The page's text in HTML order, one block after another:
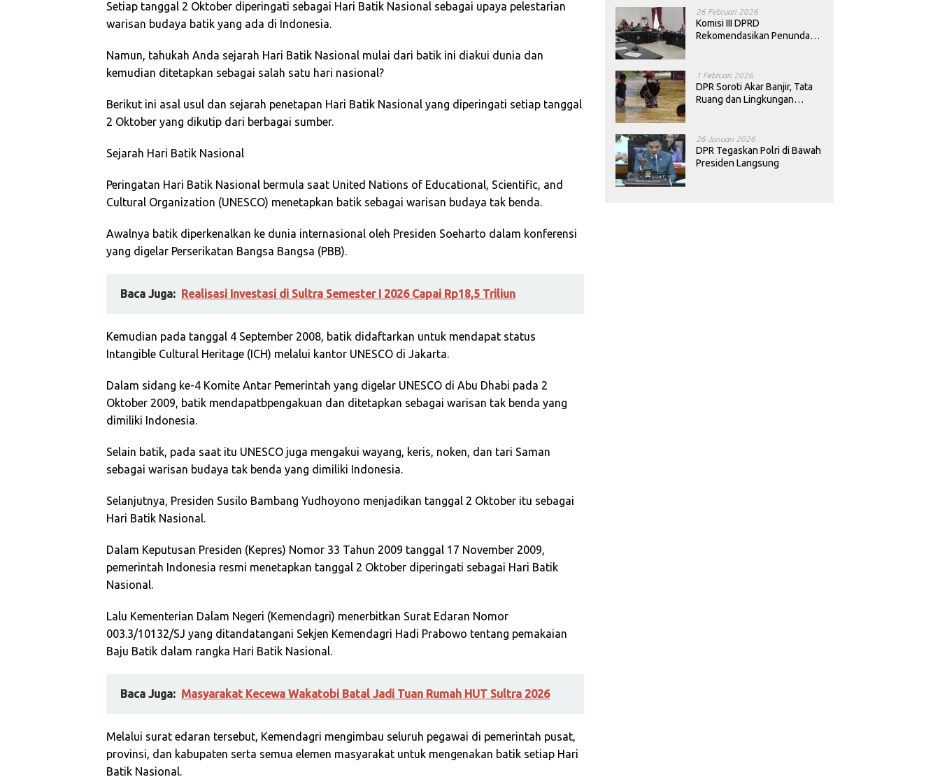
Setiap tanggal 2 Oktober diperingati sebagai Hari Batik Nasional sebagai upaya pelestarian
warisan budaya batik yang ada di Indonesia.
Namun, tahukah Anda sejarah Hari Batik Nasional mulai dari batik ini diakui dunia dan
kemudian ditetapkan sebagai salah satu hari nasional?
Berikut ini asal usul dan sejarah penetapan Hari Batik Nasional yang diperingati setiap tanggal
2 Oktober yang dikutip dari berbagai sumber.
Sejarah Hari Batik Nasional
Peringatan Hari Batik Nasional bermula saat United Nations of Educational, Scientific, and
Cultural Organization (UNESCO) menetapkan batik sebagai warisan budaya tak benda.
Awalnya batik diperkenalkan ke dunia internasional oleh Presiden Soeharto dalam konferensi
yang digelar Perserikatan Bangsa Bangsa (PBB).
Baca Juga: Realisasi Investasi di Sultra Semester I 2026 Capai Rp18,5 Triliun
Kemudian pada tanggal 4 September 2008, batik didaftarkan untuk mendapat status
Intangible Cultural Heritage (ICH) melalui kantor UNESCO di Jakarta.
Dalam sidang ke-4 Komite Antar Pemerintah yang digelar UNESCO di Abu Dhabi pada 2
Oktober 2009, batik mendapatbpengakuan dan ditetapkan sebagai warisan tak benda yang
dimiliki Indonesia.
Selain batik, pada saat itu UNESCO juga mengakui wayang, keris, noken, dan tari Saman
sebagai warisan budaya tak benda yang dimiliki Indonesia.
Selanjutnya, Presiden Susilo Bambang Yudhoyono menjadikan tanggal 2 Oktober itu sebagai
Hari Batik Nasional.
Dalam Keputusan Presiden (Kepres) Nomor 33 Tahun 2009 tanggal 17 November 2009,
pemerintah Indonesia resmi menetapkan tanggal 2 Oktober diperingati sebagai Hari Batik
Nasional.
Lalu Kementerian Dalam Negeri (Kemendagri) menerbitkan Surat Edaran Nomor
003.3/10132/SJ yang ditandatangani Sekjen Kemendagri Hadi Prabowo tentang pemakaian
Baju Batik dalam rangka Hari Batik Nasional.
Baca Juga: Masyarakat Kecewa Wakatobi Batal Jadi Tuan Rumah HUT Sultra 2026
Melalui surat edaran tersebut, Kemendagri mengimbau seluruh pegawai di pemerintah pusat,
provinsi, dan kabupaten serta semua elemen masyarakat untuk mengenakan batik setiap Hari
Batik Nasional.
26 Februari 2026
Komisi III DPRD
Rekomendasikan Penundaan
1 Februari 2026
DPR Soroti Akar Banjir, Tata
Ruang dan Lingkungan
26 Januari 2026
DPR Tegaskan Polri di Bawah
Presiden Langsung